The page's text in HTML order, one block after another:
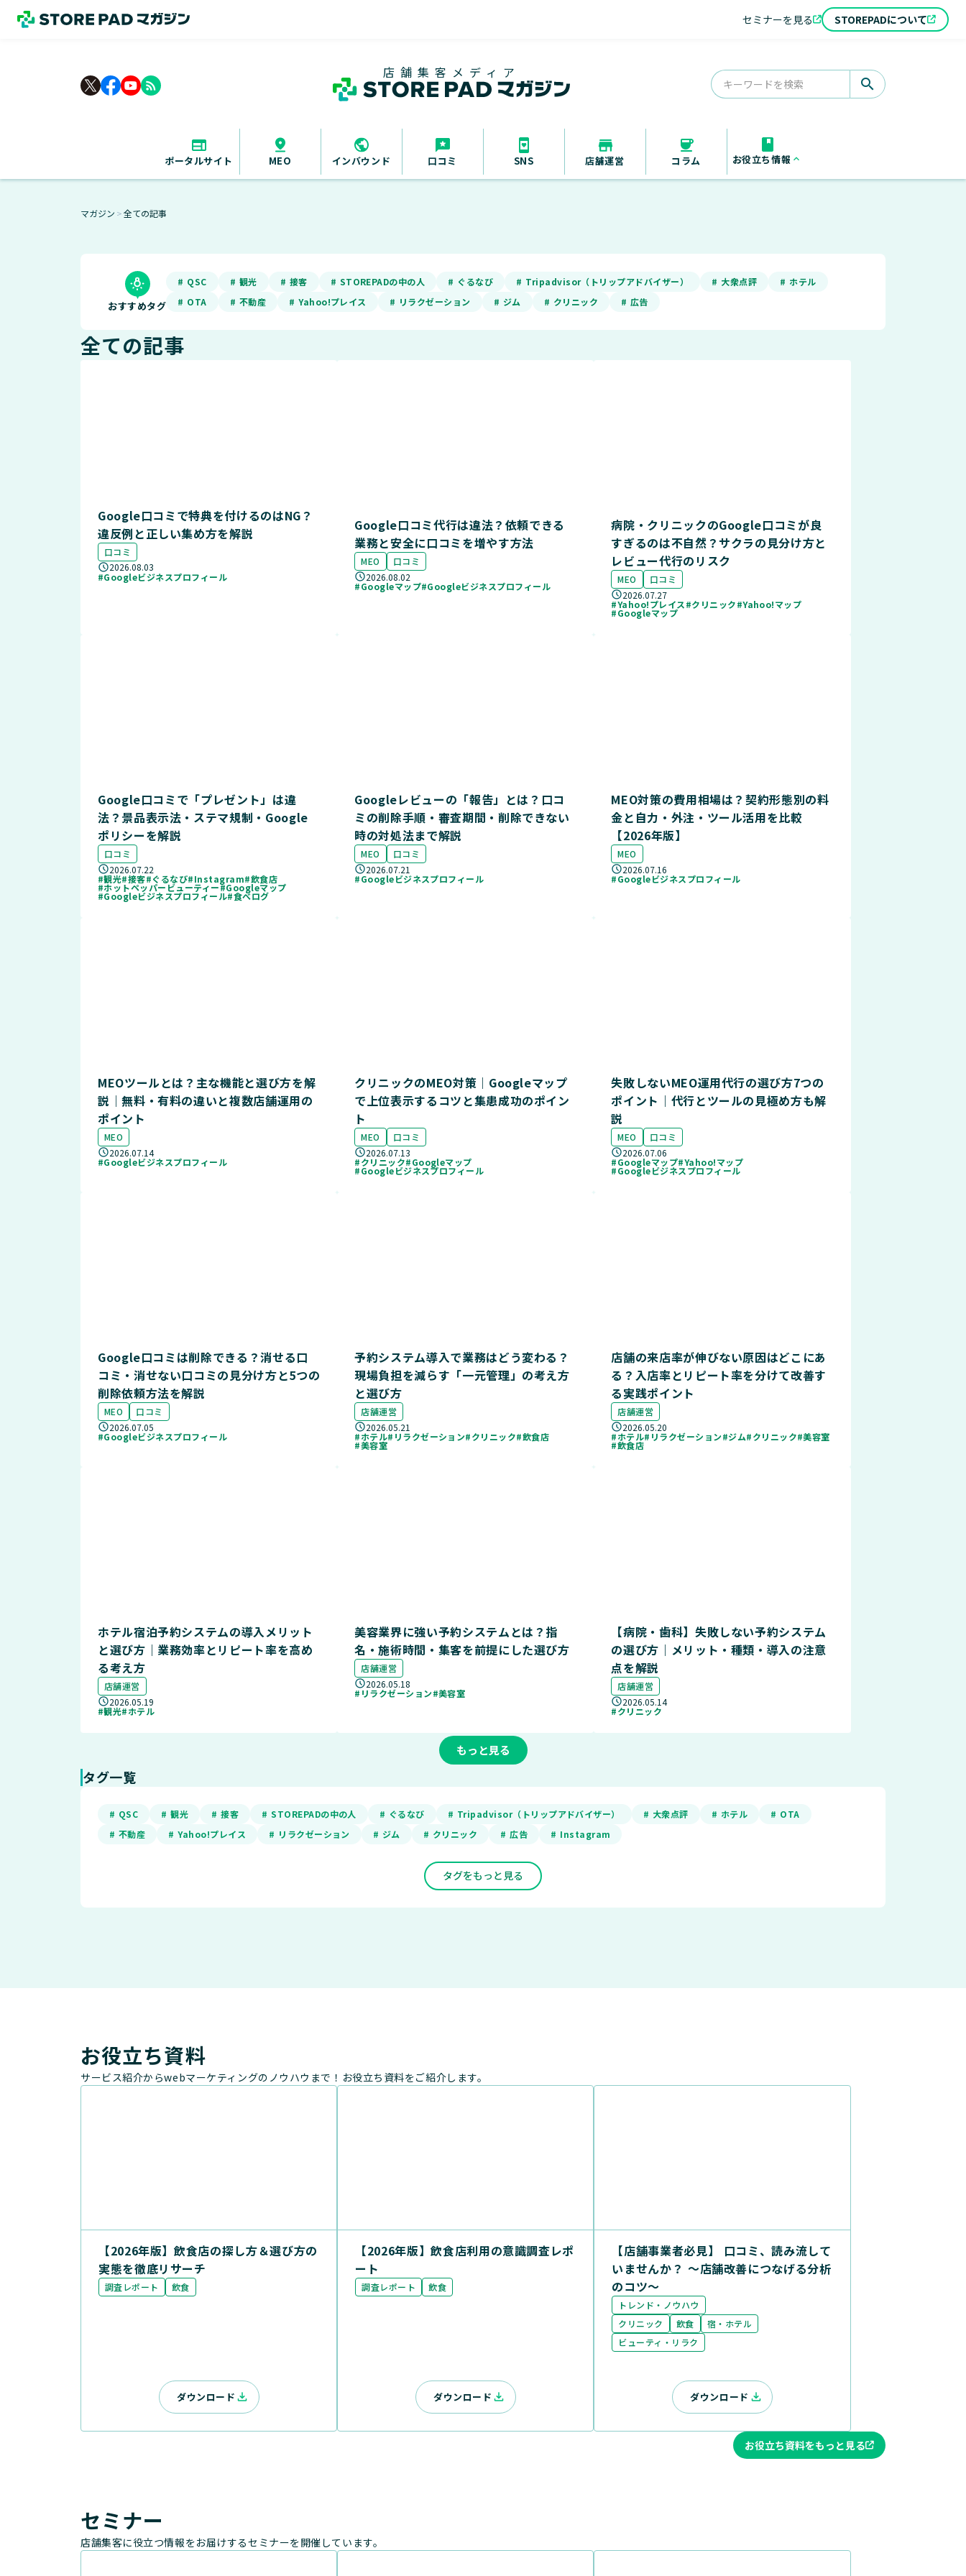
rss_feed
店舗集客メディア
search
ポータルサイト MEO インバウンド 口コミ SNS 店舗運営 コラム お役立ち情報 keyboard_arrow_up
セミナーを見る STOREPADについて
マガジン ＞ 全ての記事
おすすめタグ
# QSC # 観光 # 接客 # STOREPADの中の人 # ぐるなび # Tripadvisor（トリップアドバイザー） # 大衆点評
# ホテル
# OTA
# 不動産 # Yahoo!プレイス # リラクゼーション # ジム # クリニック # 広告
全ての記事
Google口コミで特典を付けるのはNG？
違反例と正しい集め方を解説
口コミ
2026.08.03
#Googleビジネスプロフィール
Google口コミ代行は違法？依頼できる
業務と安全に口コミを増やす方法
MEO
口コミ
2026.08.02
#Googleマップ#Googleビジネスプロフィール
病院・クリニックのGoogle口コミが良
すぎるのは不自然？サクラの見分け方と
レビュー代行のリスク
MEO
口コミ
2026.07.27
#Yahoo!プレイス#クリニック#Yahoo!マップ
#Googleマップ
Google口コミで「プレゼント」は違
法？景品表示法・ステマ規制・Google
ポリシーを解説
口コミ
2026.07.22
#観光#接客#ぐるなび#Instagram#飲食店
#ホットペッパービューティー#Googleマップ
#Googleビジネスプロフィール#食べログ
Googleレビューの「報告」とは？口コ
ミの削除手順・審査期間・削除できない
時の対処法まで解説
MEO
口コミ
2026.07.21
#Googleビジネスプロフィール
MEO対策の費用相場は？契約形態別の料
金と自力・外注・ツール活用を比較
【2026年版】
MEO
2026.07.16
#Googleビジネスプロフィール
MEOツールとは？主な機能と選び方を解
説｜無料・有料の違いと複数店舗運用の
ポイント
MEO
2026.07.14
#Googleビジネスプロフィール
クリニックのMEO対策｜Googleマップ
で上位表示するコツと集患成功のポイン
ト
MEO
口コミ
2026.07.13
#クリニック#Googleマップ
#Googleビジネスプロフィール
失敗しないMEO運用代行の選び方7つの
ポイント｜代行とツールの見極め方も解
説
MEO
口コミ
2026.07.06
#Googleマップ#Yahoo!マップ
#Googleビジネスプロフィール
Google口コミは削除できる？消せる口
コミ・消せない口コミの見分け方と5つの
削除依頼方法を解説
MEO
口コミ
2026.07.05
#Googleビジネスプロフィール
予約システム導入で業務はどう変わる？
現場負担を減らす「一元管理」の考え方
と選び方
店舗運営
2026.05.21
#ホテル#リラクゼーション#クリニック#飲食店
#美容室
店舗の来店率が伸びない原因はどこにあ
る？入店率とリピート率を分けて改善す
る実践ポイント
店舗運営
2026.05.20
#ホテル#リラクゼーション#ジム#クリニック#美容室
#飲食店
ホテル宿泊予約システムの導入メリット
と選び方｜業務効率とリピート率を高め
る考え方
店舗運営
2026.05.19
#観光#ホテル
美容業界に強い予約システムとは？指
名・施術時間・集客を前提にした選び方
店舗運営
2026.05.18
#リラクゼーション#美容室
【病院・歯科】失敗しない予約システム
の選び方｜メリット・種類・導入の注意
点を解説
店舗運営
2026.05.14
#クリニック
もっと見る
タグ一覧
# QSC # 観光 # 接客 # STOREPADの中の人 # ぐるなび # Tripadvisor（トリップアドバイザー） # 大衆点評 # ホテル
# OTA
# 不動産
# Yahoo!プレイス # リラクゼーション # ジム # クリニック # 広告 # Instagram
タグをもっと見る
お役立ち資料
サービス紹介からwebマーケティングのノウハウまで！お役立ち資料をご紹介します。
【2026年版】飲食店の探し方＆選び方の
実態を徹底リサーチ
調査レポート 飲食
ダウンロード
【2026年版】飲食店利用の意識調査レポ
ート
調査レポート 飲食
ダウンロード
【店舗事業者必見】 口コミ、読み流して
いませんか？ ～店舗改善につなげる分析
のコツ～
トレンド・ノウハウ
クリニック
飲食
宿・ホテル
ビューティ・リラク
ダウンロード
お役立ち資料をもっと見る
セミナー
店舗集客に役立つ情報をお届けするセミナーを開催しています。